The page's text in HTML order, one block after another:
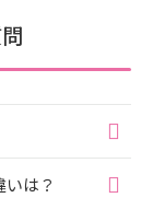
は？